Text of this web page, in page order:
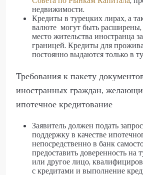
недвижимости.
Кредиты в турецких лирах, а
валюте могут быть расширены,
место жительства иностранца
границей. Кредиты для
постоянно выдаются только в
Требования к пакету
иностранных граждан,
ипотечное кредитование
Заявитель должен подать
поддержку в качестве
непосредственно в банк
предоставить доверенность на
или другое лицо,
с кредитами и выполнение